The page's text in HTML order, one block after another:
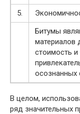
5.
Битумы
материалов
стоимость
осознанных
В целом,
ряд значительных